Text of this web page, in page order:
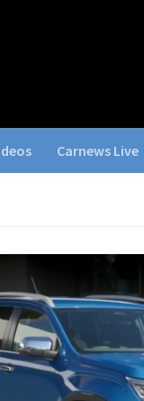
Carnews Live